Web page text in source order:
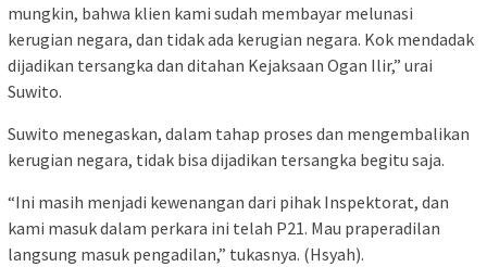
mungkin, bahwa klien kami sudah membayar melunasi
kerugian negara, dan tidak ada kerugian negara. Kok mendadak
dijadikan tersangka dan ditahan Kejaksaan Ogan Ilir,” urai
Suwito.
Suwito menegaskan, dalam tahap proses dan mengembalikan
kerugian negara, tidak bisa dijadikan tersangka begitu saja.
“Ini masih menjadi kewenangan dari pihak Inspektorat, dan
kami masuk dalam perkara ini telah P21. Mau praperadilan
langsung masuk pengadilan,” tukasnya. (Hsyah).